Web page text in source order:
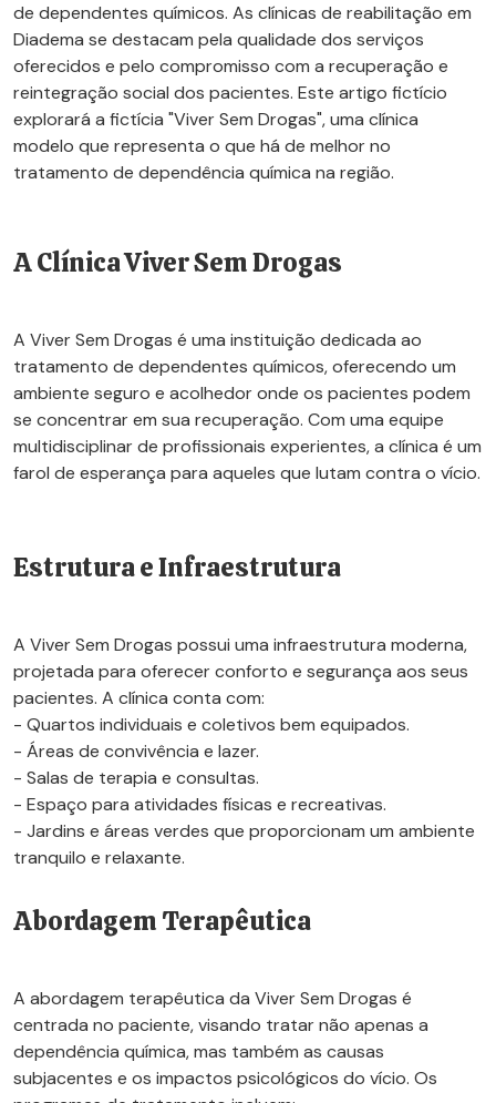
de dependentes químicos. As clínicas de reabilitação em
Diadema se destacam pela qualidade dos serviços
oferecidos e pelo compromisso com a recuperação e
reintegração social dos pacientes. Este artigo fictício
explorará a fictícia "Viver Sem Drogas", uma clínica
modelo que representa o que há de melhor no
tratamento de dependência química na região.
A Clínica Viver Sem Drogas
A Viver Sem Drogas é uma instituição dedicada ao
tratamento de dependentes químicos, oferecendo um
ambiente seguro e acolhedor onde os pacientes podem
se concentrar em sua recuperação. Com uma equipe
multidisciplinar de profissionais experientes, a clínica é um
farol de esperança para aqueles que lutam contra o vício.
Estrutura e Infraestrutura
A Viver Sem Drogas possui uma infraestrutura moderna,
projetada para oferecer conforto e segurança aos seus
pacientes. A clínica conta com:
- Quartos individuais e coletivos bem equipados.
- Áreas de convivência e lazer.
- Salas de terapia e consultas.
- Espaço para atividades físicas e recreativas.
- Jardins e áreas verdes que proporcionam um ambiente
tranquilo e relaxante.
Abordagem Terapêutica
A abordagem terapêutica da Viver Sem Drogas é
centrada no paciente, visando tratar não apenas a
dependência química, mas também as causas
subjacentes e os impactos psicológicos do vício. Os